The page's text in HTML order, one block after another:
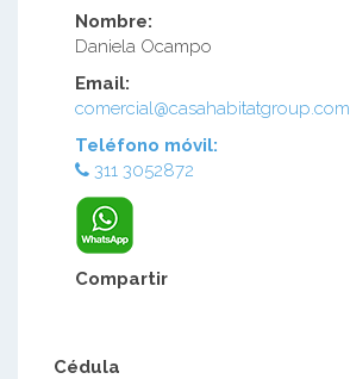
Nombre:
Daniela Ocampo
Email:
comercial@casahabitatgroup.com
Teléfono móvil:
311 3052872
Compartir
Cédula